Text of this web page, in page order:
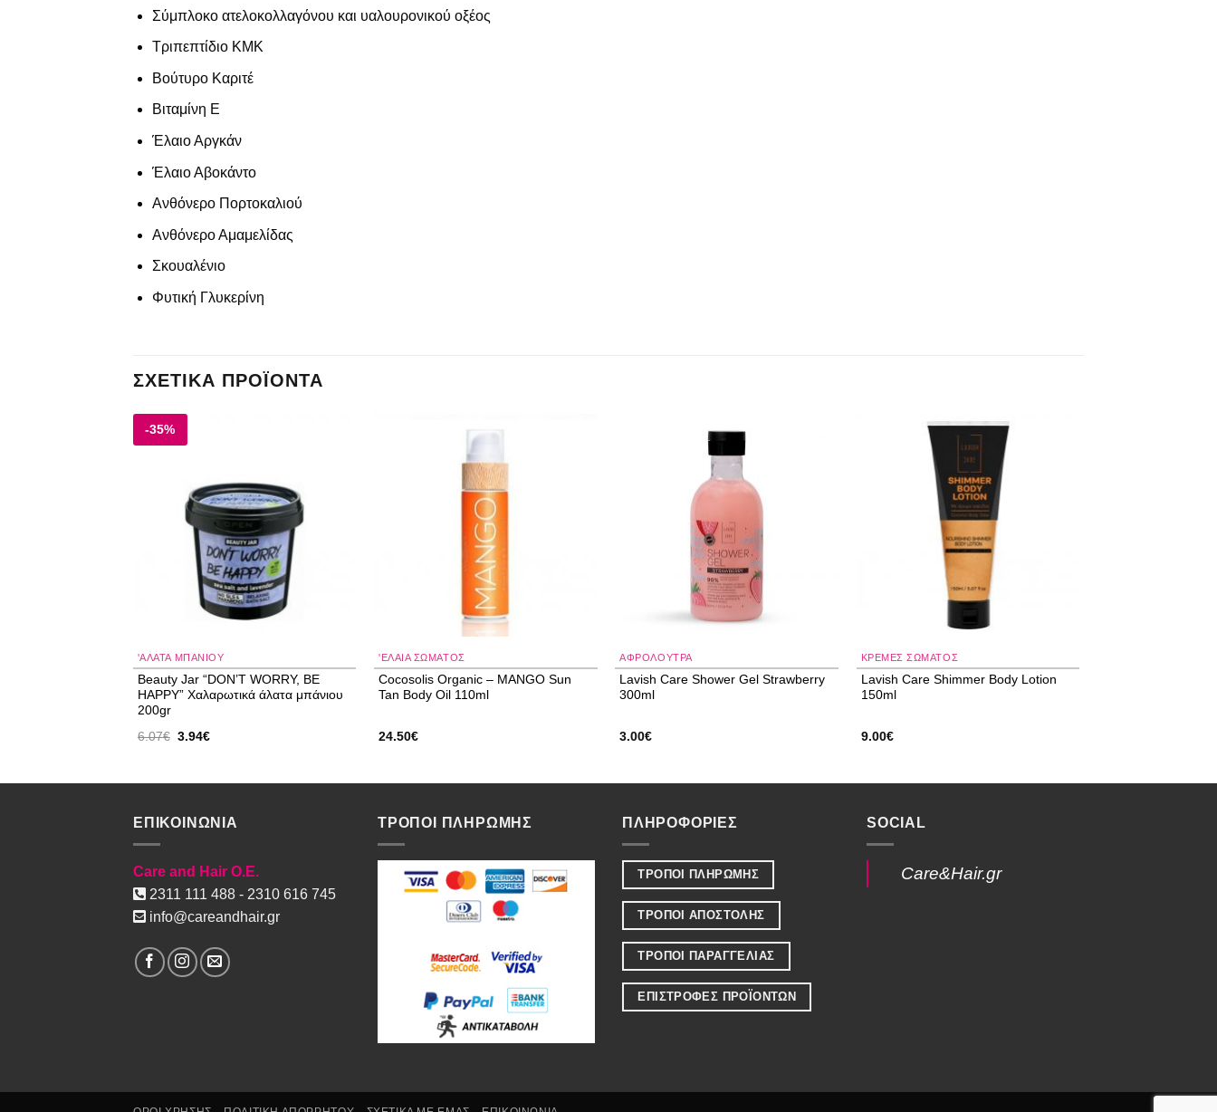
Σύμπλοκο ατελοκολλαγόνου και υαλουρονικού οξέος
Τριπεπτίδιο ΚΜΚ
Βούτυρο Καριτέ
Βιταμίνη Ε
Έλαιο Αργκάν
Έλαιο Αβοκάντο
Ανθόνερο Πορτοκαλιού
Ανθόνερο Αμαμελίδας
Σκουαλένιο
Φυτική Γλυκερίνη
ΣΧΕΤΙΚΆ ΠΡΟΪΌΝΤΑ
-35%
'ΑΛΑΤΑ ΜΠΆΝΙΟΥ
Beauty Jar “DON’T WORRY, BE
HAPPY” Χαλαρωτικά άλατα μπάνιου
200gr
6.07€ Original
3.94€Η
3.94€.
'ΕΛΑΙΑ ΣΏΜΑΤΟΣ
Cocosolis Organic – MANGO Sun
Tan Body Oil 110ml
24.50€
AΦΡΌΛΟΥΤΡΑ
Lavish Care Shower Gel Strawberry
300ml
3.00€
ΚΡΈΜΕΣ ΣΏΜΑΤΟΣ
Lavish Care Shimmer Body Lotion
150ml
9.00€
ΕΠΙΚΟΙΝΩΝΙΑ
Care and Hair O.E.
2311 111 488 - 2310 616 745
info@careandhair.gr
ΤΡΟΠΟΙ ΠΛΗΡΩΜΗΣ ΠΛΗΡΟΦΟΡΙΕΣ
ΤΡΟΠΟΙ ΠΛΗΡΩΜΗΣ
ΤΡΟΠΟΙ ΑΠΟΣΤΟΛΗΣ
ΤΡΟΠΟΙ ΠΑΡΑΓΓΕΛΙΑΣ
ΕΠΙΣΤΡΟΦΕΣ ΠΡΟΪΟΝΤΩΝ
SOCIAL
Care&Hair.gr